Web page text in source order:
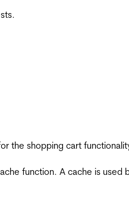
the shopping cart
function. A cache is